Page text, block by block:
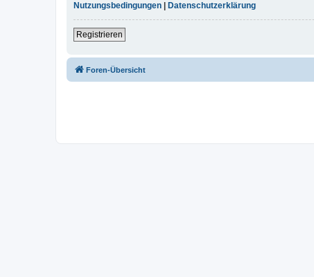
Nutzungsbedingungen
Datenschutzerklärung
Registrieren
Foren-Übersicht